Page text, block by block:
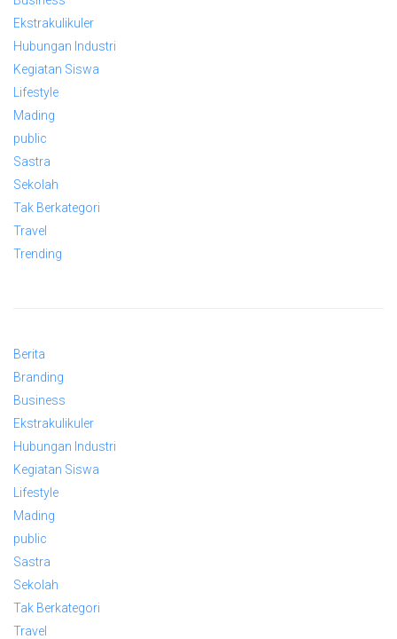
Ekstrakulikuler
Hubungan Industri
Kegiatan Siswa
Lifestyle
Mading
public
Sastra
Sekolah
Tak Berkategori
Travel
Trending
Berita
Branding
Business
Ekstrakulikuler
Hubungan Industri
Kegiatan Siswa
Lifestyle
Mading
public
Sastra
Sekolah
Tak Berkategori
Travel